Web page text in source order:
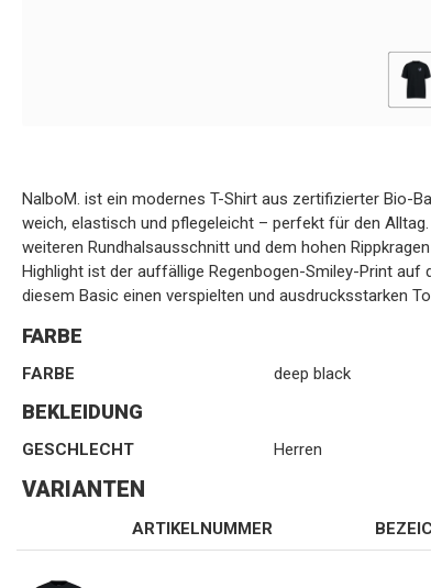
NalboM. ist ein modernes T-Shirt aus zertifizierter Bio-
weich, elastisch und pflegeleicht – perfekt für den
weiteren Rundhalsausschnitt und dem hohen
Highlight ist der auffällige Regenbogen-Smiley-Print auf
diesem Basic einen verspielten und ausdrucksstarken
FARBE
FARBE deep black
BEKLEIDUNG
GESCHLECHT Herren
VARIANTEN
ARTIKELNUMMER